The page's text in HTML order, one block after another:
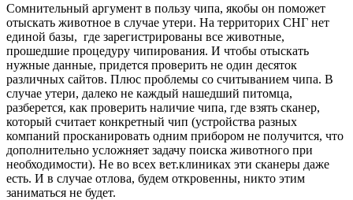
Сомнительный аргумент в пользу чипа, якобы он поможет
отыскать животное в случае утери. На территорих СНГ нет
единой базы, где зарегистрированы все животные,
прошедшие процедуру чипирования. И чтобы отыскать
нужные данные, придется проверить не один десяток
различных сайтов. Плюс проблемы со считыванием чипа. В
случае утери, далеко не каждый нашедший питомца,
разберется, как проверить наличие чипа, где взять сканер,
который считает конкретный чип (устройства разных
компаний просканировать одним прибором не получится, что
дополнительно усложняет задачу поиска животного при
необходимости). Не во всех вет.клиниках эти сканеры даже
есть. И в случае отлова, будем откровенны, никто этим
заниматься не будет.